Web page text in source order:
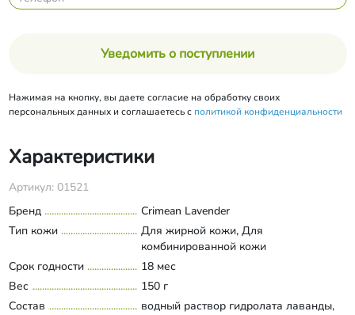
Уведомить о поступлении
Нажимая на кнопку, вы даете согласие на обработку своих
персональных данных и соглашаетесь с политикой конфиденциальности
Характеристики
Артикул: 01521
Бренд
Crimean Lavender
Тип кожи
Для жирной кожи, Для
комбинированной кожи
Срок годности
18 мес
Вес
150 г
Состав
водный раствор гидролата лаванды,